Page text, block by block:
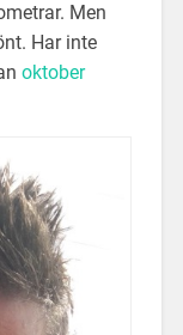
Men
Har inte
oktober